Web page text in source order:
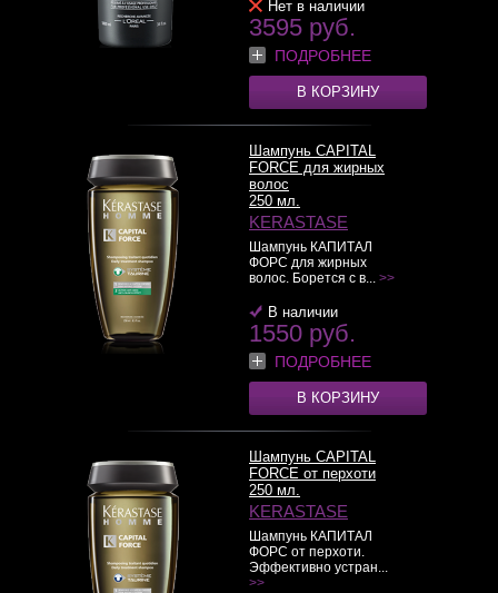
Нет в наличии
3595 руб.
ПОДРОБНЕЕ
В КОРЗИНУ
Шампунь CAPITAL
FORCE для жирных
волос
250 мл.
KERASTASE
Шампунь КАПИТАЛ
ФОРС для жирных
волос. Борется с в... >>
В наличии
1550 руб.
ПОДРОБНЕЕ
В КОРЗИНУ
Шампунь CAPITAL
FORCE от перхоти
250 мл.
KERASTASE
Шампунь КАПИТАЛ
ФОРС от перхоти.
Эффективно устран...
>>